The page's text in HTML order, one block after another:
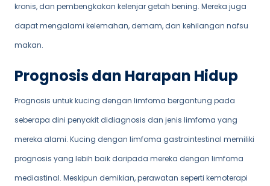
kronis, dan pembengkakan kelenjar getah bening. Mereka juga
dapat mengalami kelemahan, demam, dan kehilangan nafsu
makan.
Prognosis dan Harapan Hidup
Prognosis untuk kucing dengan limfoma bergantung pada
seberapa dini penyakit didiagnosis dan jenis limfoma yang
mereka alami. Kucing dengan limfoma gastrointestinal memiliki
prognosis yang lebih baik daripada mereka dengan limfoma
mediastinal. Meskipun demikian, perawatan seperti kemoterapi